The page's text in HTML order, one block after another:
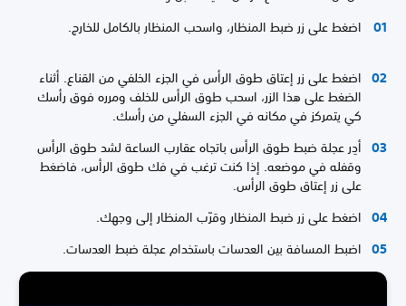
اضغط على زر ضبط المنظار، واسحب المنظار بالكامل للخارج.
اضغط على زر إعتاق طوق الرأس في الجزء الخلفي من القناع. أثناء
الضغط على هذا الزر، اسحب طوق الرأس للخلف ومرره فوق رأسك
كي يتمركز في مكانه في الجزء السفلي من رأسك.
أدِر عجلة ضبط طوق الرأس باتجاه عقارب الساعة لشد طوق الرأس
وقفله في موضعه. إذا كنت ترغب في فك طوق الرأس، فاضغط
على زر إعتاق طوق الرأس.
اضغط على زر ضبط المنظار وقرّب المنظار إلى وجهك.
اضبط المسافة بين العدسات باستخدام عجلة ضبط العدسات.